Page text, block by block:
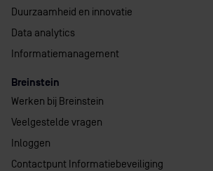
Duurzaamheid en innovatie
Data analytics
Informatiemanagement
Breinstein
Werken bij Breinstein
Veelgestelde vragen
Inloggen
Contactpunt Informatiebeveiliging